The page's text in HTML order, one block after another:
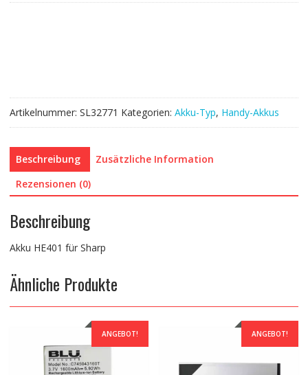
Artikelnummer: SL32771 Kategorien: Akku-Typ, Handy-Akkus
Beschreibung
Zusätzliche Information
Rezensionen (0)
Beschreibung
Akku HE401 für Sharp
Ähnliche Produkte
ANGEBOT! ANGEBOT!